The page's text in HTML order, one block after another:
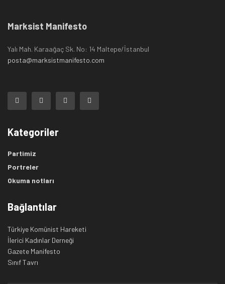
Marksist Manifesto
Yalı Mah. Karaağaç Sk. No: 14 Maltepe/İstanbul
posta@marksistmanifesto.com
Kategoriler
Partimiz
Portreler
Okuma notları
Bağlantılar
Türkiye Komünist Hareketi
İlerici Kadınlar Derneği
Gazete Manifesto
Sınıf Tavrı